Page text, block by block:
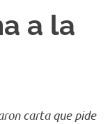
a la
carta que pide